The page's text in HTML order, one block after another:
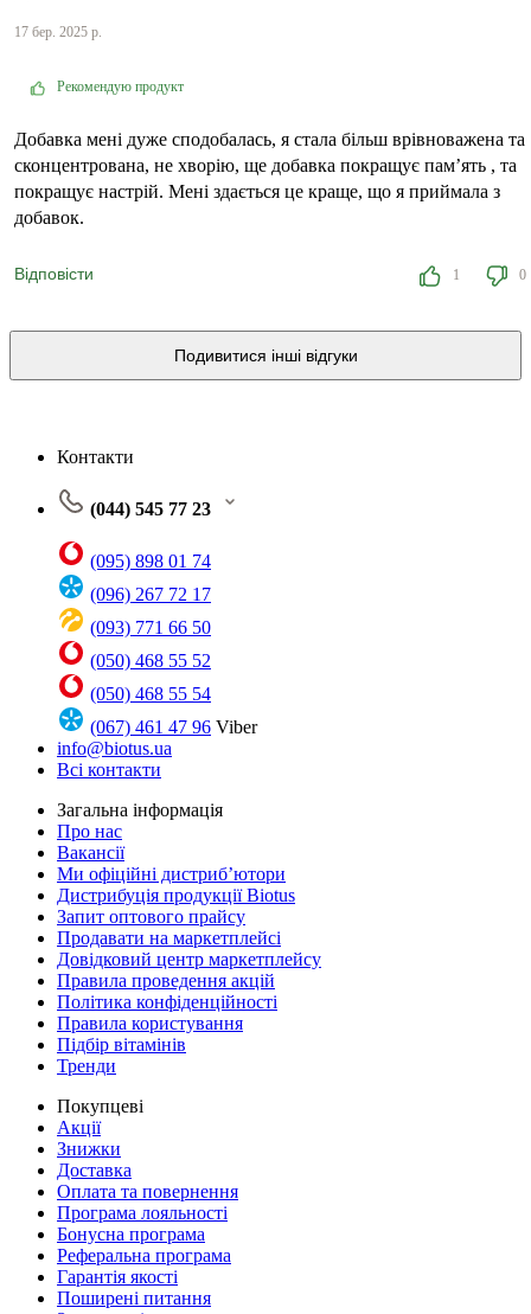
17 бер. 2025 р.
Рекомендую продукт
Добавка мені дуже сподобалась, я стала більш врівноважена та
сконцентрована, не хворію, ще добавка покращує памʼять , та
покращує настрій. Мені здається це краще, що я приймала з
добавок.
Відповісти 1 0
Подивитися інші відгуки
Контакти
(044) 545 77 23
(095) 898 01 74
(096) 267 72 17
(093) 771 66 50
(050) 468 55 52
(050) 468 55 54
(067) 461 47 96 Viber
info@biotus.ua
Всі контакти
Загальна інформація
Про нас
Вакансії
Ми офіційні дистриб’ютори
Дистрибуція продукції Biotus
Запит оптового прайсу
Продавати на маркетплейсі
Довідковий центр маркетплейсу
Правила проведення акцій
Політика конфіденційності
Правила користування
Підбір вітамінів
Тренди
Покупцеві
Акції
Знижки
Доставка
Оплата та повернення
Програма лояльності
Бонусна програма
Реферальна програма
Гарантія якості
Поширені питання